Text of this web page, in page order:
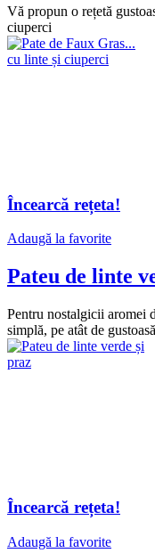
Vă propun o rețetă
ciuperci
Încearcă rețeta!
Adaugă la favorite
Pateu de linte
Pentru nostalgicii aromei
simplă, pe atât de
Încearcă rețeta!
Adaugă la favorite